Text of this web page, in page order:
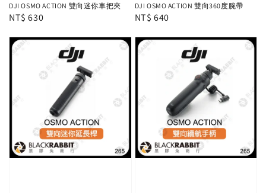
DJI OSMO ACTION 雙向迷你車把夾
Regular
NT$ 630
DJI OSMO ACTION 雙向360度腕帶
Regular
NT$ 640